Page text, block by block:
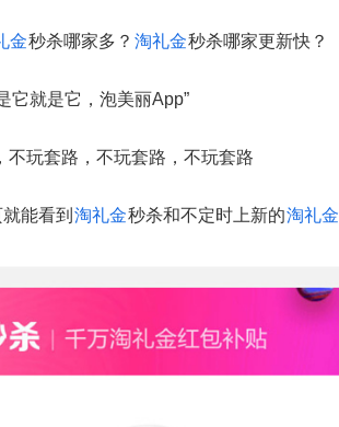
金秒杀哪家多？ 淘礼金秒杀哪家更新快？
它就是它，泡美丽App”
不玩套路，不玩套路，不玩套路
能看到 淘礼金秒杀和不定时上新的淘礼金